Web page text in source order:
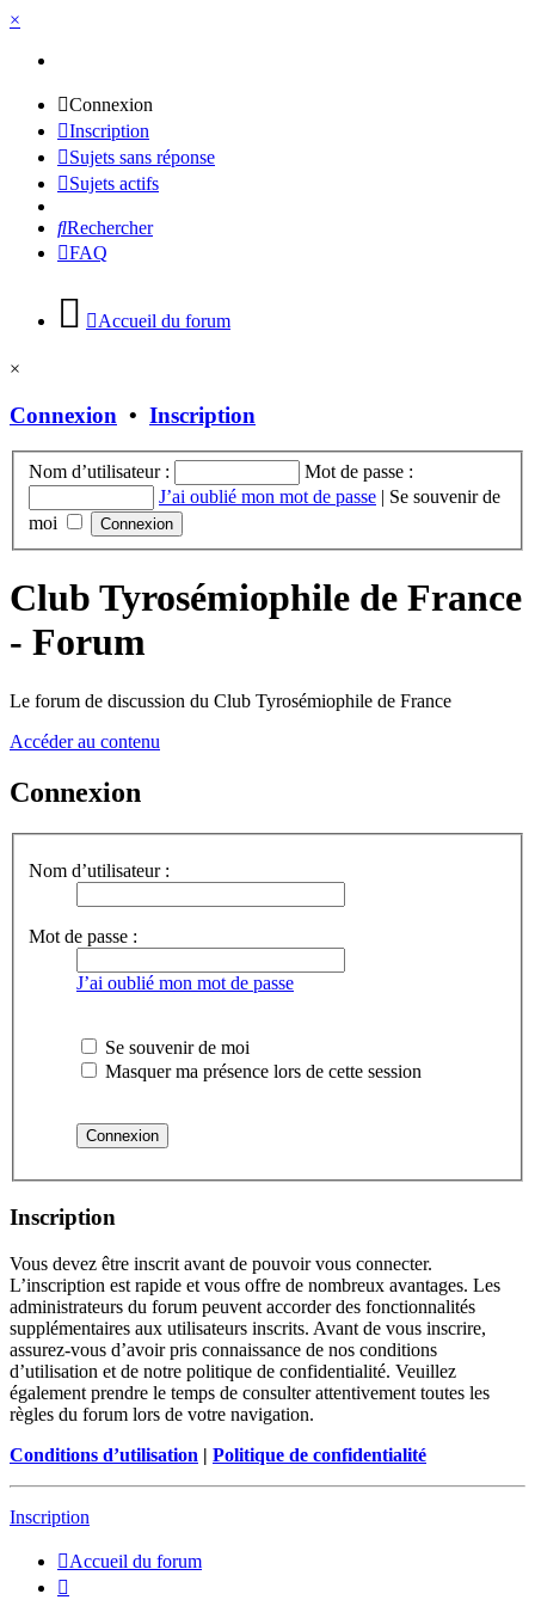
×
Connexion
Inscription
Sujets sans réponse
Sujets actifs
Rechercher
FAQ
Accueil du forum
×
Connexion • Inscription
Nom d’utilisateur :
Mot de passe :
J’ai oublié mon mot de passe | Se souvenir de
moi
Club Tyrosémiophile de France
- Forum
Le forum de discussion du Club Tyrosémiophile de France
Accéder au contenu
Connexion
Nom d’utilisateur :
Mot de passe :
J’ai oublié mon mot de passe
Se souvenir de moi
Masquer ma présence lors de cette session
Inscription
Vous devez être inscrit avant de pouvoir vous connecter.
L’inscription est rapide et vous offre de nombreux avantages. Les
administrateurs du forum peuvent accorder des fonctionnalités
supplémentaires aux utilisateurs inscrits. Avant de vous inscrire,
assurez-vous d’avoir pris connaissance de nos conditions
d’utilisation et de notre politique de confidentialité. Veuillez
également prendre le temps de consulter attentivement toutes les
règles du forum lors de votre navigation.
Conditions d’utilisation | Politique de confidentialité
Inscription
Accueil du forum